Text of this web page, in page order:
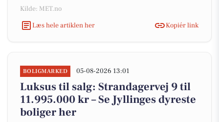
Kilde: MET.no
Læs hele artiklen her
Kopiér link
BOLIGMARKED 05-08-2026 13:01
Luksus til salg: Strandagervej 9 til
11.995.000 kr – Se Jyllinges dyreste
boliger her